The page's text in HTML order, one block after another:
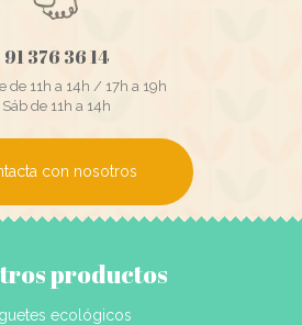
91 376 36 14
de 11h a 14h / 17h a 19h
Sáb de 11h a 14h
con nosotros
productos
ecológicos